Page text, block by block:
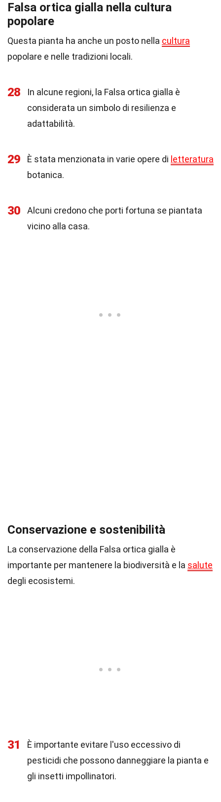
Falsa ortica gialla nella cultura
popolare
Questa pianta ha anche un posto nella cultura
popolare e nelle tradizioni locali.
28
In alcune regioni, la Falsa ortica gialla è
considerata un simbolo di resilienza e
adattabilità.
29 È stata menzionata in varie opere di letteratura
botanica.
30
Alcuni credono che porti fortuna se piantata
vicino alla casa.
Conservazione e sostenibilità
La conservazione della Falsa ortica gialla è
importante per mantenere la biodiversità e la salute
degli ecosistemi.
31
È importante evitare l'uso eccessivo di
pesticidi che possono danneggiare la pianta e
gli insetti impollinatori.